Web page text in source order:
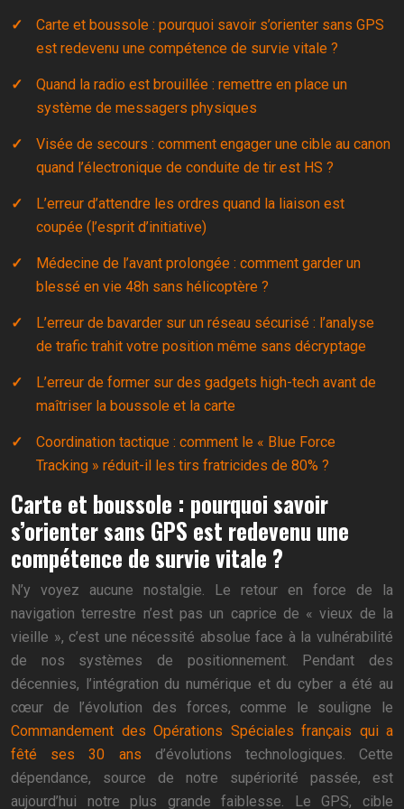
Carte et boussole : pourquoi savoir s’orienter sans GPS
est redevenu une compétence de survie vitale ?
Quand la radio est brouillée : remettre en place un
système de messagers physiques
Visée de secours : comment engager une cible au canon
quand l’électronique de conduite de tir est HS ?
L’erreur d’attendre les ordres quand la liaison est
coupée (l’esprit d’initiative)
Médecine de l’avant prolongée : comment garder un
blessé en vie 48h sans hélicoptère ?
L’erreur de bavarder sur un réseau sécurisé : l’analyse
de trafic trahit votre position même sans décryptage
L’erreur de former sur des gadgets high-tech avant de
maîtriser la boussole et la carte
Coordination tactique : comment le « Blue Force
Tracking » réduit-il les tirs fratricides de 80% ?
Carte et boussole : pourquoi savoir
s’orienter sans GPS est redevenu une
compétence de survie vitale ?
N’y voyez aucune nostalgie. Le retour en force de la
navigation terrestre n’est pas un caprice de « vieux de la
vieille », c’est une nécessité absolue face à la vulnérabilité
de nos systèmes de positionnement. Pendant des
décennies, l’intégration du numérique et du cyber a été au
cœur de l’évolution des forces, comme le souligne le
Commandement des Opérations Spéciales français qui a
fêté ses 30 ans d’évolutions technologiques. Cette
dépendance, source de notre supériorité passée, est
aujourd’hui notre plus grande faiblesse. Le GPS, cible